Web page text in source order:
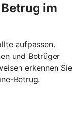
im
aufpassen.
und Betrüger
erkennen Sie
Betrug.